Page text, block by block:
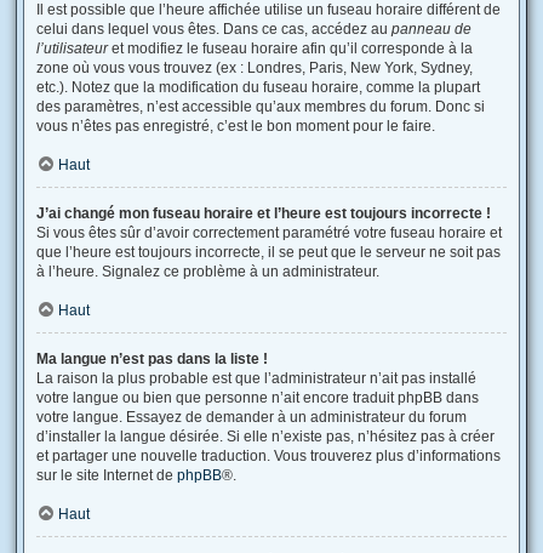
Il est possible que l’heure affichée utilise un fuseau horaire différent de
celui dans lequel vous êtes. Dans ce cas, accédez au panneau de
l’utilisateuret modifiez le fuseau horaire afin qu’il corresponde à la
zone où vous vous trouvez (ex : Londres, Paris, New York, Sydney,
etc.). Notez que la modification du fuseau horaire, comme la plupart
des paramètres, n’est accessible qu’aux membres du forum. Donc si
vous n’êtes pas enregistré, c’est le bon moment pour le faire.
Haut
J’ai changé mon fuseau horaire et l’heure est toujours incorrecte !
Si vous êtes sûr d’avoir correctement paramétré votre fuseau horaire et
que l’heure est toujours incorrecte, il se peut que le serveur ne soit pas
à l’heure. Signalez ce problème à un administrateur.
Haut
Ma langue n’est pas dans la liste !
La raison la plus probable est que l’administrateur n’ait pas installé
votre langue ou bien que personne n’ait encore traduit phpBB dans
votre langue. Essayez de demander à un administrateur du forum
d’installer la langue désirée. Si elle n’existe pas, n’hésitez pas à créer
et partager une nouvelle traduction. Vous trouverez plus d’informations
sur le site Internet de phpBB®.
Haut